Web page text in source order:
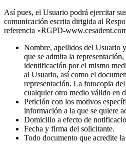
Así pues, el Usuario podrá ejercitar
comunicación escrita dirigida al
referencia «RGPD-
Nombre, apellidos del Usuario
que se admita la
identificación por el mismo
al Usuario, así como el
representación. La fotocopia
cualquier otro medio válido en
Petición con los motivos
información a la que se quiere
Domicilio a efecto de
Fecha y firma del solicitante.
Todo documento que acredite